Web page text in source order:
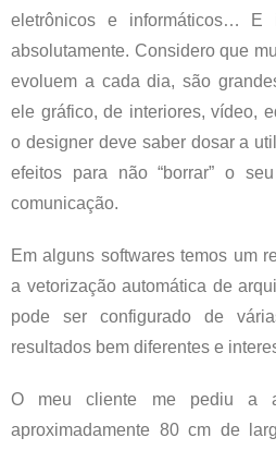
eletrônicos e informáticos…
absolutamente. Considero que
evoluem a cada dia, são
ele gráfico, de interiores, vídeo,
o designer deve saber dosar a
efeitos para não “borrar” o
comunicação.
Em alguns softwares temos um
a vetorização automática de
pode ser configurado de
resultados bem diferentes e
O meu cliente me pediu a
aproximadamente 80 cm de